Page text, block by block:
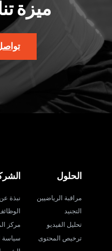
ميزة
الحلول
مراقبة الرياضيين
التجنيد
تحليل الفيديو
ترخيص المحتوى
نبذة عن CATAPULT
مركز
سياسة